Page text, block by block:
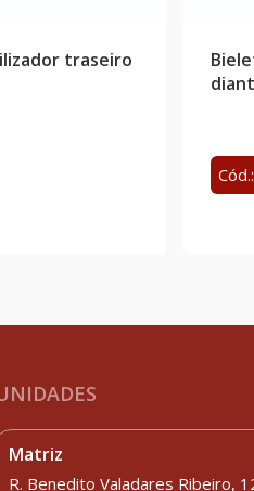
traseiro
Matriz
R. Benedito Valadares Ribeiro,